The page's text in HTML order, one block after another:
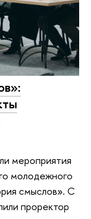
мероприятия
молодежного
смыслов». С
проректор